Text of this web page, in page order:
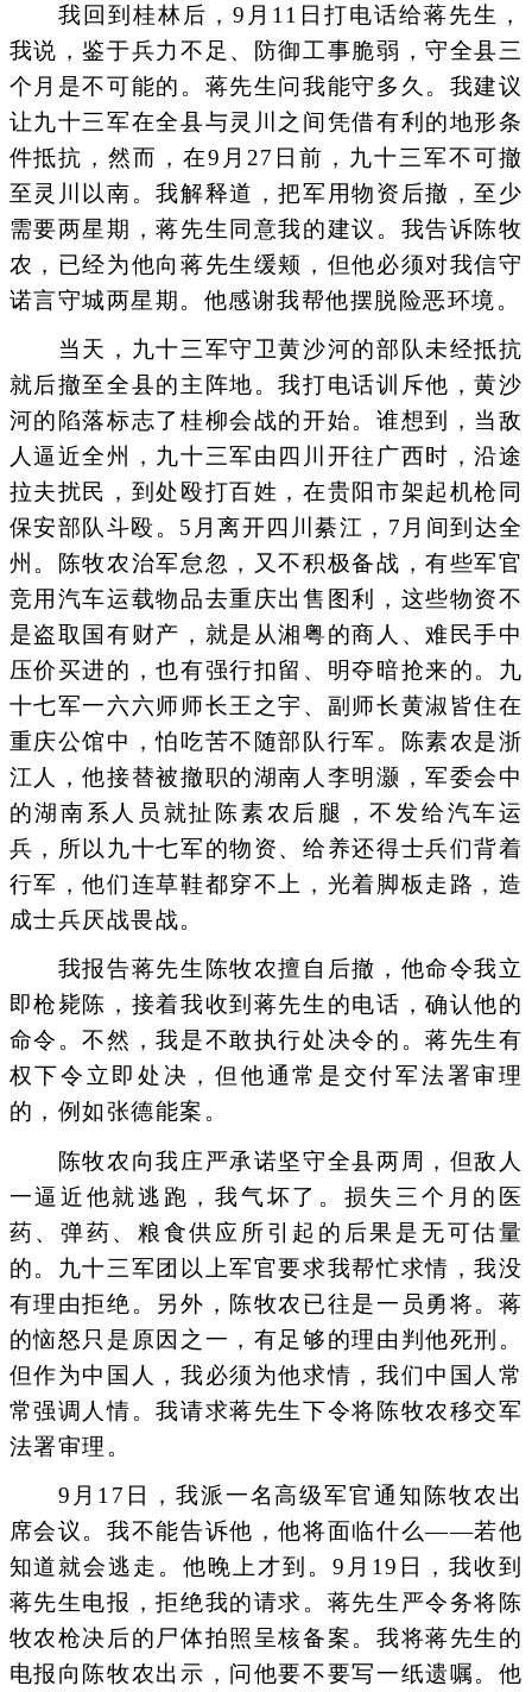
我回到桂林后，9月11日打电话给蒋先生，
我说，鉴于兵力不足、防御工事脆弱，守全县三
个月是不可能的。蒋先生问我能守多久。我建议
让九十三军在全县与灵川之间凭借有利的地形条
件抵抗，然而，在9月27日前，九十三军不可撤
至灵川以南。我解释道，把军用物资后撤，至少
需要两星期，蒋先生同意我的建议。我告诉陈牧
农，已经为他向蒋先生缓颊，但他必须对我信守
诺言守城两星期。他感谢我帮他摆脱险恶环境。
当天，九十三军守卫黄沙河的部队未经抵抗
就后撤至全县的主阵地。我打电话训斥他，黄沙
河的陷落标志了桂柳会战的开始。谁想到，当敌
人逼近全州，九十三军由四川开往广西时，沿途
拉夫扰民，到处殴打百姓，在贵阳市架起机枪同
保安部队斗殴。5月离开四川綦江，7月间到达全
州。陈牧农治军怠忽，又不积极备战，有些军官
竞用汽车运载物品去重庆出售图利，这些物资不
是盗取国有财产，就是从湘粤的商人、难民手中
压价买进的，也有强行扣留、明夺暗抢来的。九
十七军一六六师师长王之宇、副师长黄淑皆住在
重庆公馆中，怕吃苦不随部队行军。陈素农是浙
江人，他接替被撤职的湖南人李明灏，军委会中
的湖南系人员就扯陈素农后腿，不发给汽车运
兵，所以九十七军的物资、给养还得士兵们背着
行军，他们连草鞋都穿不上，光着脚板走路，造
成士兵厌战畏战。
我报告蒋先生陈牧农擅自后撤，他命令我立
即枪毙陈，接着我收到蒋先生的电话，确认他的
命令。不然，我是不敢执行处决令的。蒋先生有
权下令立即处决，但他通常是交付军法署审理
的，例如张德能案。
陈牧农向我庄严承诺坚守全县两周，但敌人
一逼近他就逃跑，我气坏了。损失三个月的医
药、弹药、粮食供应所引起的后果是无可估量
的。九十三军团以上军官要求我帮忙求情，我没
有理由拒绝。另外，陈牧农已往是一员勇将。蒋
的恼怒只是原因之一，有足够的理由判他死刑。
但作为中国人，我必须为他求情，我们中国人常
常强调人情。我请求蒋先生下令将陈牧农移交军
法署审理。
9月17日，我派一名高级军官通知陈牧农出
席会议。我不能告诉他，他将面临什么——若他
知道就会逃走。他晚上才到。9月19日，我收到
蒋先生电报，拒绝我的请求。蒋先生严令务将陈
牧农枪决后的尸体拍照呈核备案。我将蒋先生的
电报向陈牧农出示，问他要不要写一纸遗嘱。他